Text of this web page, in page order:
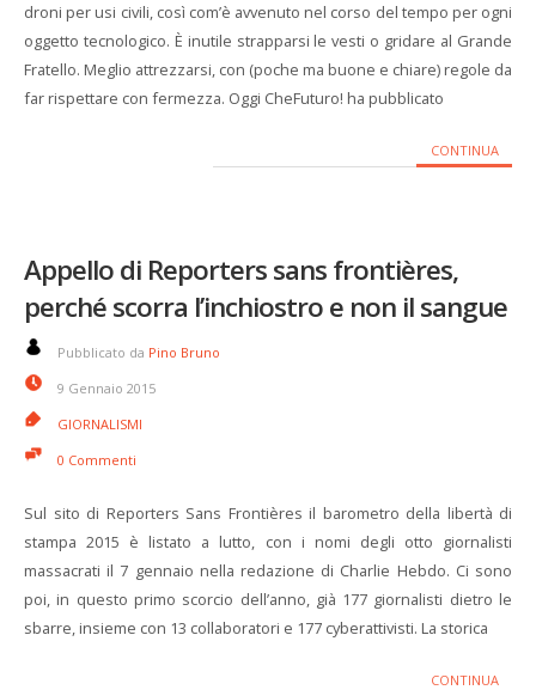
droni per usi civili, così com’è avvenuto nel corso del tempo per ogni
oggetto tecnologico. È inutile strapparsi le vesti o gridare al Grande
Fratello. Meglio attrezzarsi, con (poche ma buone e chiare) regole da
far rispettare con fermezza. Oggi CheFuturo! ha pubblicato
CONTINUA
Appello di Reporters sans frontières,
perché scorra l’inchiostro e non il sangue
Pubblicato da Pino Bruno
9 Gennaio 2015
GIORNALISMI
0 Commenti
Sul sito di Reporters Sans Frontières il barometro della libertà di
stampa 2015 è listato a lutto, con i nomi degli otto giornalisti
massacrati il 7 gennaio nella redazione di Charlie Hebdo. Ci sono
poi, in questo primo scorcio dell’anno, già 177 giornalisti dietro le
sbarre, insieme con 13 collaboratori e 177 cyberattivisti. La storica
CONTINUA